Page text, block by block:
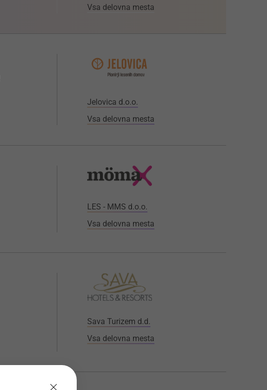
Vsa delovna mesta
Jelovica d.o.o.
Vsa delovna mesta
LES - MMS d.o.o.
Vsa delovna mesta
Sava Turizem d.d.
Vsa delovna mesta